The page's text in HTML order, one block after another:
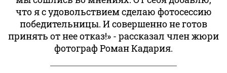
что я с удовольствием сделаю фотосессию
победительницы. И совершенно не готов
принять от нее отказ!» - рассказал член жюри
фотограф Роман Кадария.